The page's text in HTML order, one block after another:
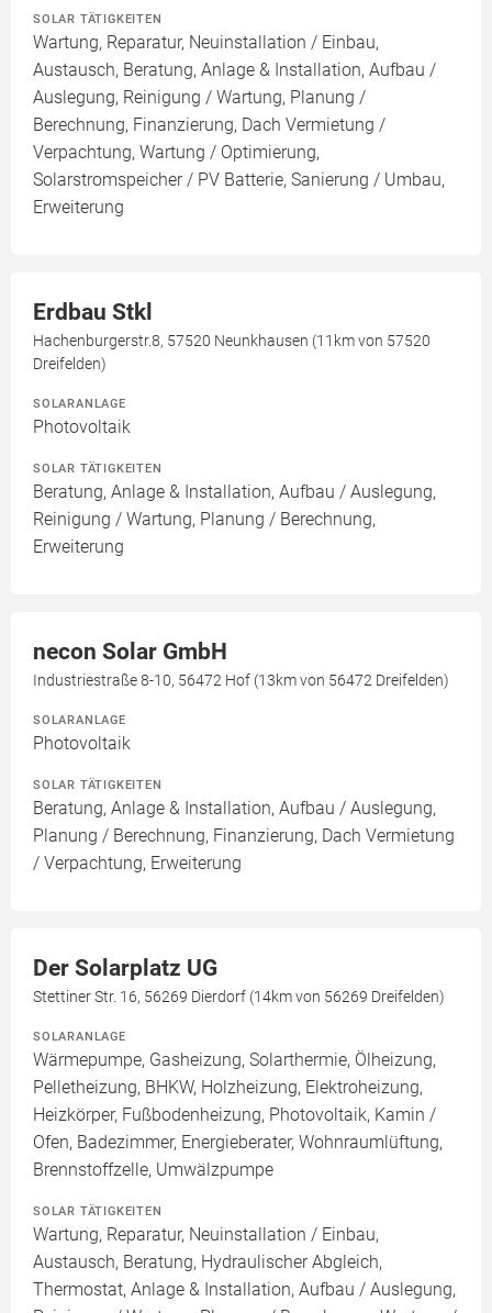
SOLAR TÄTIGKEITEN
Wartung, Reparatur, Neuinstallation / Einbau,
Austausch, Beratung, Anlage & Installation, Aufbau /
Auslegung, Reinigung / Wartung, Planung /
Berechnung, Finanzierung, Dach Vermietung /
Verpachtung, Wartung / Optimierung,
Solarstromspeicher / PV Batterie, Sanierung / Umbau,
Erweiterung
Erdbau Stkl
Hachenburgerstr.8, 57520 Neunkhausen (11km von 57520
Dreifelden)
SOLARANLAGE
Photovoltaik
SOLAR TÄTIGKEITEN
Beratung, Anlage & Installation, Aufbau / Auslegung,
Reinigung / Wartung, Planung / Berechnung,
Erweiterung
necon Solar GmbH
Industriestraße 8-10, 56472 Hof (13km von 56472 Dreifelden)
SOLARANLAGE
Photovoltaik
SOLAR TÄTIGKEITEN
Beratung, Anlage & Installation, Aufbau / Auslegung,
Planung / Berechnung, Finanzierung, Dach Vermietung
/ Verpachtung, Erweiterung
Der Solarplatz UG
Stettiner Str. 16, 56269 Dierdorf (14km von 56269 Dreifelden)
SOLARANLAGE
Wärmepumpe, Gasheizung, Solarthermie, Ölheizung,
Pelletheizung, BHKW, Holzheizung, Elektroheizung,
Heizkörper, Fußbodenheizung, Photovoltaik, Kamin /
Ofen, Badezimmer, Energieberater, Wohnraumlüftung,
Brennstoffzelle, Umwälzpumpe
SOLAR TÄTIGKEITEN
Wartung, Reparatur, Neuinstallation / Einbau,
Austausch, Beratung, Hydraulischer Abgleich,
Thermostat, Anlage & Installation, Aufbau / Auslegung,